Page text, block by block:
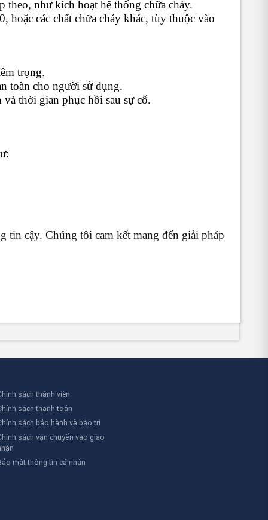
theo, như kích hoạt hệ thống chữa cháy.
các chất chữa cháy khác, tùy thuộc vào
trọng.
toàn cho người sử dụng.
thời gian phục hồi sau sự cố.
tin cậy. Chúng tôi cam kết mang đến giải pháp
sách thành viên
sách thanh toán
sách bảo hành và bảo trì
sách vận chuyển vào giao
mật thông tin cá nhân